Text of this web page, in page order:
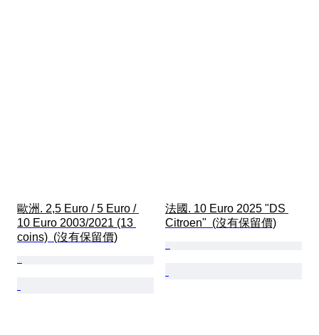
歐洲. 2,5 Euro / 5 Euro /
10 Euro 2003/2021 (13
coins)  (沒有保留價)
法國. 10 Euro 2025 "DS
Citroen"  (沒有保留價)